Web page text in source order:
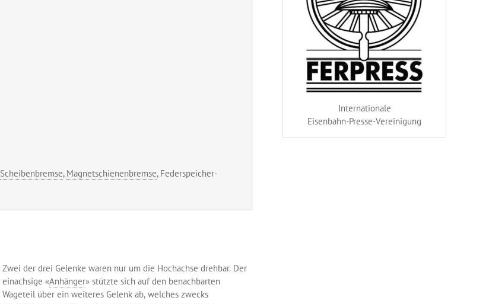
Scheibenbremse, Magnetschienenbremse, Federspeicher-
Zwei der drei Gelenke waren nur um die Hochachse drehbar. Der
einachsige «Anhänger» stützte sich auf den benachbarten
Wageteil über ein weiteres Gelenk ab, welches zwecks
Internationale
Eisenbahn-Presse-Vereinigung